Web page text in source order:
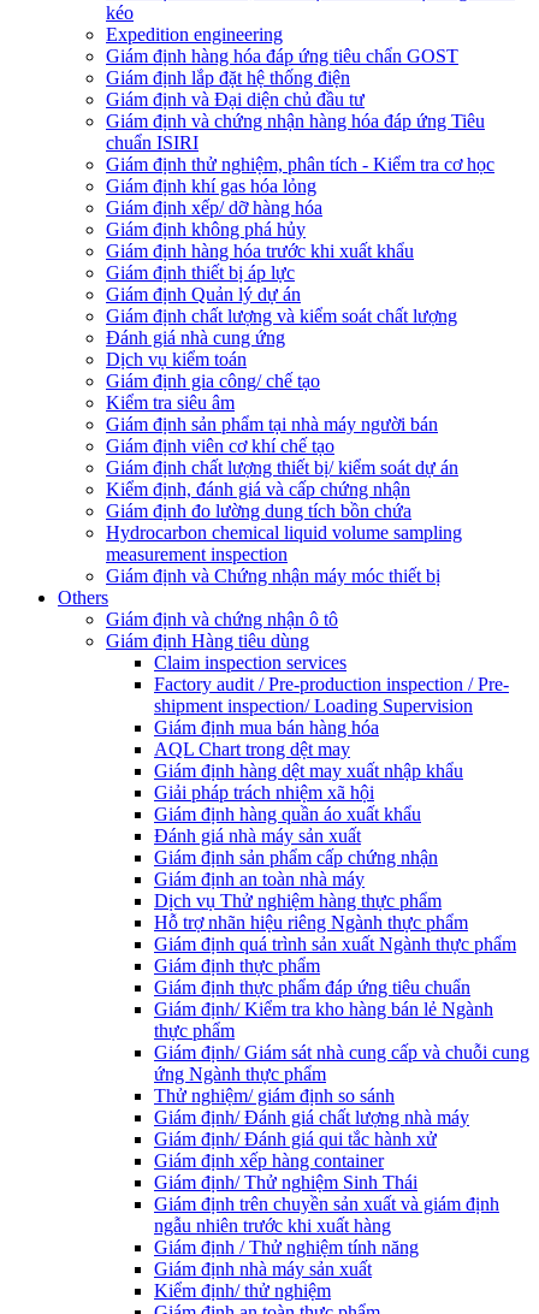
kéo
Expedition engineering
Giám định hàng hóa đáp ứng tiêu chẩn GOST
Giám định lắp đặt hệ thống điện
Giám định và Đại diện chủ đầu tư
Giám định và chứng nhận hàng hóa đáp ứng Tiêu
chuẩn ISIRI
Giám định thử nghiệm, phân tích - Kiểm tra cơ học
Giám định khí gas hóa lỏng
Giám định xếp/ dỡ hàng hóa
Giám định không phá hủy
Giám định hàng hóa trước khi xuất khẩu
Giám định thiết bị áp lực
Giám định Quản lý dự án
Giám định chất lượng và kiểm soát chất lượng
Đánh giá nhà cung ứng
Dịch vụ kiểm toán
Giám định gia công/ chế tạo
Kiểm tra siêu âm
Giám định sản phẩm tại nhà máy người bán
Giám định viên cơ khí chế tạo
Giám định chất lượng thiết bị/ kiểm soát dự án
Kiểm định, đánh giá và cấp chứng nhận
Giám định đo lường dung tích bồn chứa
Hydrocarbon chemical liquid volume sampling
measurement inspection
Giám định và Chứng nhận máy móc thiết bị
Others
Giám định và chứng nhận ô tô
Giám định Hàng tiêu dùng
Claim inspection services
Factory audit / Pre-production inspection / Pre-
shipment inspection/ Loading Supervision
Giám định mua bán hàng hóa
AQL Chart trong dệt may
Giám định hàng dệt may xuất nhập khẩu
Giải pháp trách nhiệm xã hội
Giám định hàng quần áo xuất khẩu
Đánh giá nhà máy sản xuất
Giám định sản phẩm cấp chứng nhận
Giám định an toàn nhà máy
Dịch vụ Thử nghiệm hàng thực phẩm
Hỗ trợ nhãn hiệu riêng Ngành thực phẩm
Giám định quá trình sản xuất Ngành thực phẩm
Giám định thực phẩm
Giám định thực phẩm đáp ứng tiêu chuẩn
Giám định/ Kiểm tra kho hàng bán lẻ Ngành
thực phẩm
Giám định/ Giám sát nhà cung cấp và chuỗi cung
ứng Ngành thực phẩm
Thử nghiệm/ giám định so sánh
Giám định/ Đánh giá chất lượng nhà máy
Giám định/ Đánh giá qui tắc hành xử
Giám định xếp hàng container
Giám định/ Thử nghiệm Sinh Thái
Giám định trên chuyền sản xuất và giám định
ngẫu nhiên trước khi xuất hàng
Giám định / Thử nghiệm tính năng
Giám định nhà máy sản xuất
Kiểm định/ thử nghiệm